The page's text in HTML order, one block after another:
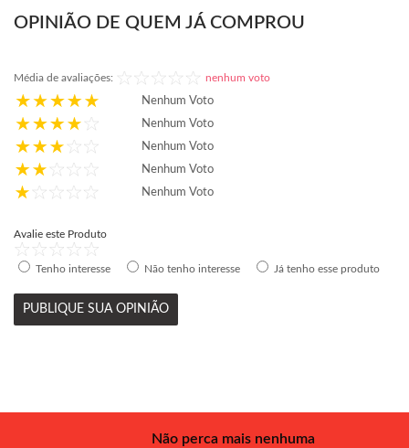
OPINIÃO DE QUEM JÁ COMPROU
Média de avaliações: nenhum voto
Nenhum Voto
Nenhum Voto
Nenhum Voto
Nenhum Voto
Nenhum Voto
Avalie este Produto
Tenho interesse Não tenho interesse Já tenho esse produto
PUBLIQUE SUA OPINIÃO
Não perca mais nenhuma